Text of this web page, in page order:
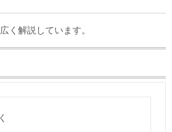
く解説しています。